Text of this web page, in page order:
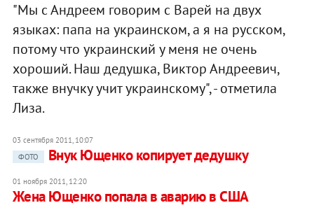
"Мы с Андреем говорим с Варей на двух
языках: папа на украинском, а я на русском,
потому что украинский у меня не очень
хороший. Наш дедушка, Виктор Андреевич,
также внучку учит украинскому", - отметила
Лиза.
03 сентября 2011, 10:07
ФОТО
Внук Ющенко копирует дедушку
01 ноября 2011, 12:20
Жена Ющенко попала в аварию в США